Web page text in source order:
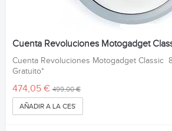
Cuenta Revoluciones Motogadget
Cuenta Revoluciones Motogadget Classic
Gratuito*
474,05 € 499,00 €
AÑADIR A LA CESTA